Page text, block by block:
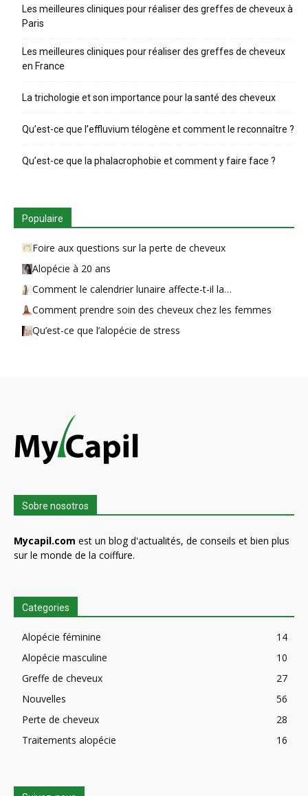
Les meilleures cliniques pour réaliser des greffes de cheveux à
Paris
Les meilleures cliniques pour réaliser des greffes de cheveux
en France
La trichologie et son importance pour la santé des cheveux
Qu’est-ce que l’effluvium télogène et comment le reconnaître ?
Qu’est-ce que la phalacrophobie et comment y faire face ?
Populaire
Foire aux questions sur la perte de cheveux
Alopécie à 20 ans
Comment le calendrier lunaire affecte-t-il la…
Comment prendre soin des cheveux chez les femmes
Qu’est-ce que l’alopécie de stress
Sobre nosotros
Mycapil.com est un blog d'actualités, de conseils et bien plus
sur le monde de la coiffure.
Categories
Alopécie féminine
14
Alopécie masculine
10
Greffe de cheveux
27
Nouvelles
56
Perte de cheveux
28
Traitements alopécie
16